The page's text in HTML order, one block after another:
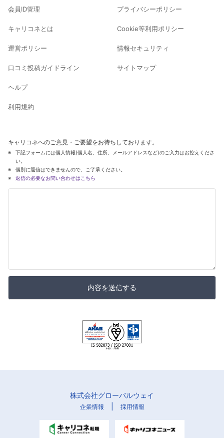
会員ID管理
キャリコネとは
運営ポリシー
口コミ投稿ガイドライン
ヘルプ
利用規約
プライバシーポリシー
Cookie等利用ポリシー
情報セキュリティ
サイトマップ
キャリコネへのご意見・ご要望をお待ちしております。
下記フォームには個人情報(個人名、住所、メールアドレスなど)のご入力はお控えくださ
い。
個別に返信はできませんので、ご了承ください。
返信の必要なお問い合わせはこちら
内容を送信する
株式会社グローバルウェイ
企業情報 採用情報